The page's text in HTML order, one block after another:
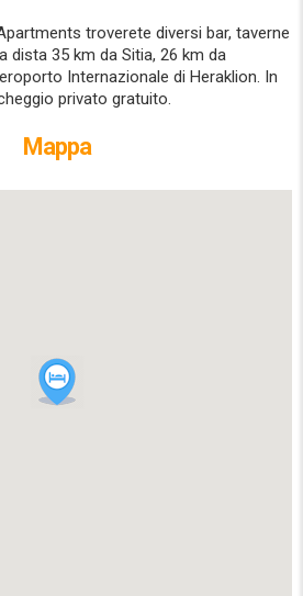
troverete diversi bar, taverne
dista 35 km da Sitia, 26 km da
Internazionale di Heraklion. In
privato gratuito.
Mappa